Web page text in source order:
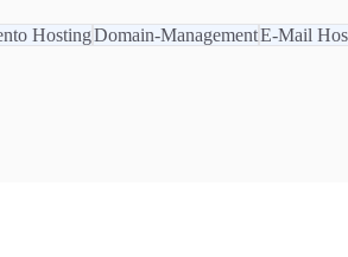
HostingDomain-ManagementE-Mail